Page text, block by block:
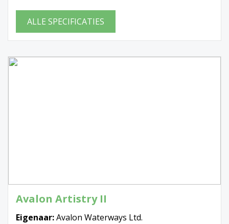
ALLE SPECIFICATIES
Avalon Artistry II
Eigenaar:Avalon Waterways Ltd.